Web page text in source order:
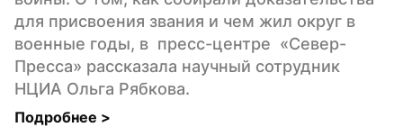
для присвоения звания и чем жил округ в
военные годы, в  пресс-центре  «Север-
Пресса» рассказала научный сотрудник
НЦИА Ольга Рябкова.
Подробнее >